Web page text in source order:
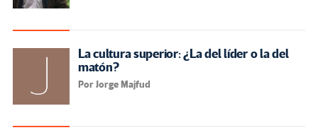
La cultura superior: ¿La del líder o la del
matón?
Por Jorge Majfud